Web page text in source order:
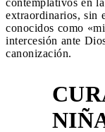
extraordinarios, sin
conocidos como
intercesión ante
canonización.